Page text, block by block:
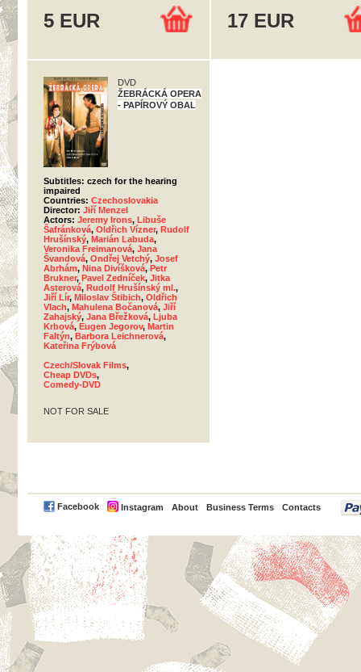
5 EUR 17 EUR
DVD
ŽEBRÁCKÁ OPERA
- PAPÍROVÝ OBAL
Subtitles: czech for the hearing
impaired
Countries: Czechoslovakia
Director: Jiří Menzel
Actors: Jeremy Irons, Libuše
Šafránková, Oldřich Vízner, Rudolf
Hrušínský, Marián Labuda,
Veronika Freimanová, Jana
Švandová, Ondřej Vetchý, Josef
Abrhám, Nina Divíšková, Petr
Brukner, Pavel Zedníček, Jitka
Asterová, Rudolf Hrušínský ml.,
Jiří Lír, Miloslav Štibich, Oldřich
Vlach, Mahulena Bočanová, Jiří
Zahajský, Jana Břežková, Ljuba
Krbová, Eugen Jegorov, Martin
Faltýn, Barbora Leichnerová,
Kateřina Frýbová
Czech/Slovak Films,
Cheap DVDs,
Comedy-DVD
NOT FOR SALE
Facebook Instagram About Business Terms Contacts
PayPal